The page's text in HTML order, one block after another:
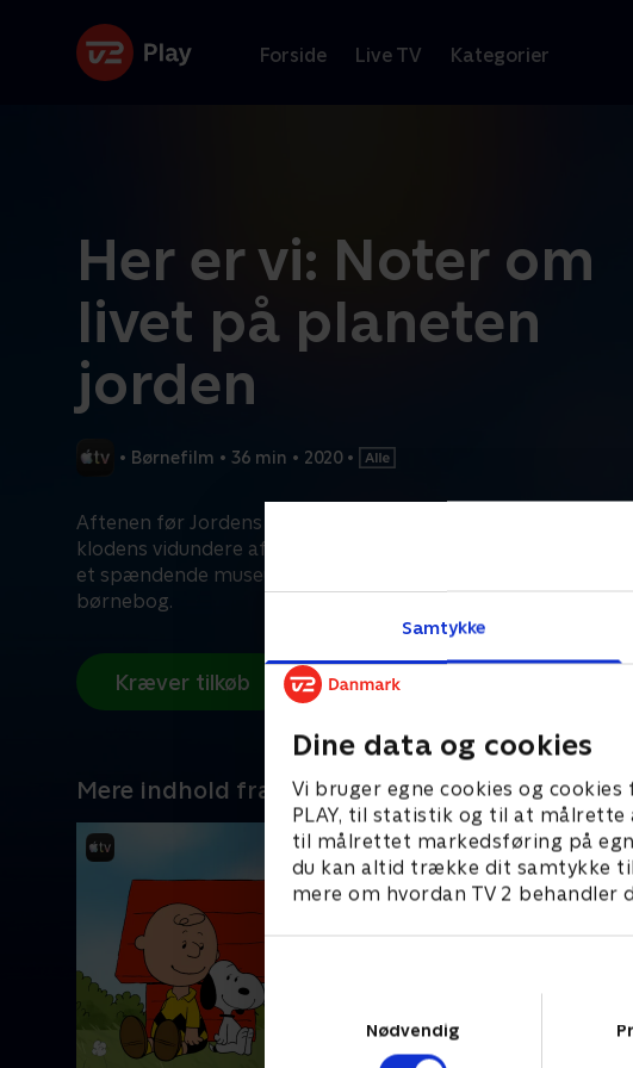
Samtykke
Dine data og cookies
Vi bruger egne cookies og
PLAY, til statistik og til at målrette
til målrettet markedsføring på
du kan altid trække dit samtykke
mere om hvordan TV 2 behandler
Nødvendig
Forside Live TV Kategorier
Her er vi: Noter om
livet på planeten
jorden
• Børnefilm • 36 min • 2020 •
Aftenen før Jordens dag lærer en nysgerrig syvårig sig alt om
klodens vidundere af sine forældre – og en mystisk udstilling
et spændende museum. Baseret på Oliver Jeffers’ populære
børnebog.
Kræver tilkøb
Mere indhold fra Apple TV